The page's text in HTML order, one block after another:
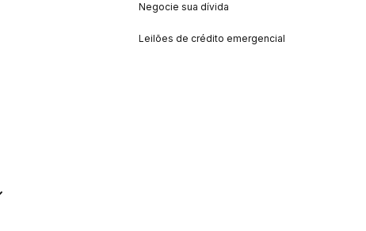
Negocie sua dívida
Leilões de crédito emergencial